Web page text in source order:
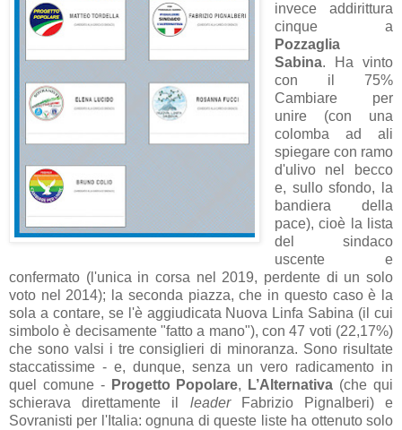
invece addirittura
cinque a
Pozzaglia
Sabina. Ha vinto
con il 75%
Cambiare per
unire (con una
colomba ad ali
spiegare con ramo
d'ulivo nel becco
e, sullo sfondo, la
bandiera della
pace), cioè la lista
del sindaco
uscente e
confermato (l'unica in corsa nel 2019, perdente di un solo
voto nel 2014); la seconda piazza, che in questo caso è la
sola a contare, se l'è aggiudicata Nuova Linfa Sabina (il cui
simbolo è decisamente "fatto a mano"), con 47 voti (22,17%)
che sono valsi i tre consiglieri di minoranza. Sono risultate
staccatissime - e, dunque, senza un vero radicamento in
quel comune - Progetto Popolare, L’Alternativa (che qui
schierava direttamente il leaderFabrizio Pignalberi) e
Sovranisti per l'Italia: ognuna di queste liste ha ottenuto solo